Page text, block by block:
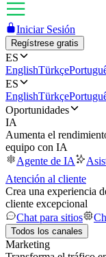
Iniciar Sesión
Regístrese gratis
ES
EnglishTürkçe
ES
EnglishTürkçe
Oportunidades
IA
Aumenta el
equipo con IA
Agente de IA
Atención al cliente
Crea una experiencia
cliente excepcional
Chat para sitios
Todos los canales
Marketing